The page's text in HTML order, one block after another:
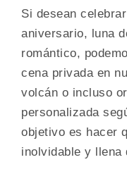
Si desean
aniversario, luna
romántico,
cena privada en
volcán o incluso
personalizada
objetivo es hacer
inolvidable y llena